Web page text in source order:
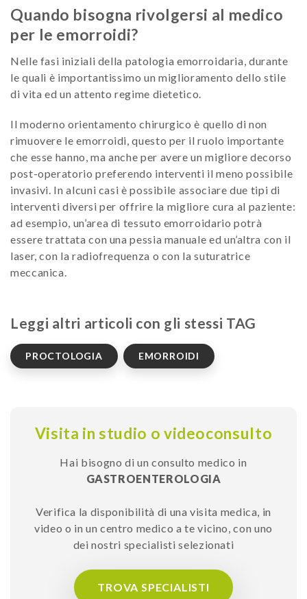
Quando bisogna rivolgersi al medico
per le emorroidi?
Nelle fasi iniziali della patologia emorroidaria, durante
le quali è importantissimo un miglioramento dello stile
di vita ed un attento regime dietetico.
Il moderno orientamento chirurgico è quello di non
rimuovere le emorroidi, questo per il ruolo importante
che esse hanno, ma anche per avere un migliore decorso
post-operatorio preferendo interventi il meno possibile
invasivi. In alcuni casi è possibile associare due tipi di
interventi diversi per offrire la migliore cura al paziente:
ad esempio, un’area di tessuto emorroidario potrà
essere trattata con una pessia manuale ed un’altra con il
laser, con la radiofrequenza o con la suturatrice
meccanica.
Leggi altri articoli con gli stessi TAG
PROCTOLOGIA EMORROIDI
Visita in studio o videoconsulto
Hai bisogno di un consulto medico in
GASTROENTEROLOGIA
Verifica la disponibilità di una visita medica, in
video o in un centro medico a te vicino, con uno
dei nostri specialisti selezionati
TROVA SPECIALISTI